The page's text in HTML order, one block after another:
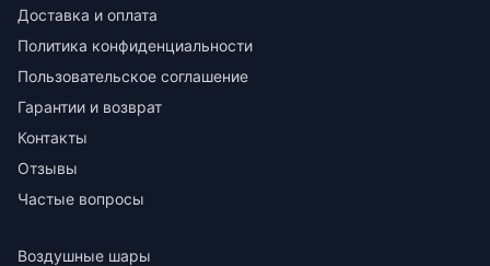
Доставка и оплата
Политика конфиденциальности
Пользовательское соглашение
Гарантии и возврат
Контакты
Отзывы
Частые вопросы
Воздушные шары